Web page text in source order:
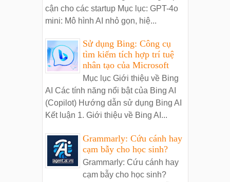
cận cho các startup Mục lục: GPT-4o
mini: Mô hình AI nhỏ gọn, hiệ...
Sử dụng Bing: Công cụ
tìm kiếm tích hợp trí tuệ
nhân tạo của Microsoft
Mục lục Giới thiệu về Bing
AI Các tính năng nổi bật của Bing AI
(Copilot) Hướng dẫn sử dụng Bing AI
Kết luận 1. Giới thiệu về Bing AI...
Grammarly: Cứu cánh hay
cạm bẫy cho học sinh?
Grammarly: Cứu cánh hay
cạm bẫy cho học sinh?